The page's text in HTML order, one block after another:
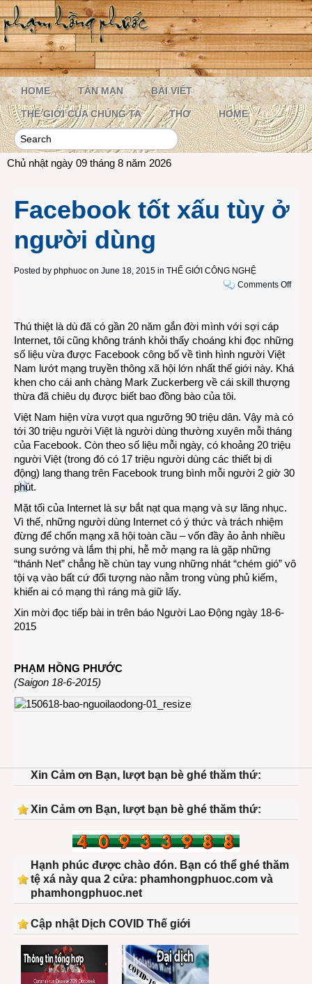
HOME TẢN MẠN BÀI VIẾT
THẾ GIỚI CỦA CHÚNG TA THƠ HOME
Chủ nhật ngày 09 tháng 8 năm 2026
Facebook tốt xấu tùy ở
người dùng
Posted by phphuoc on June 18, 2015 in THẾ GIỚI CÔNG NGHỆ
Comments Offon
tùy
Thú thiệt là dù đã có gần 20 năm gắn đời mình với sợi cáp
Internet, tôi cũng không tránh khỏi thấy choáng khi đọc những
số liệu vừa được Facebook công bố về tình hình người Việt
Nam lướt mạng truyền thông xã hội lớn nhất thế giới này. Khá
khen cho cái anh chàng Mark Zuckerberg về cái skill thượng
thừa đã chiêu dụ được biết bao đồng bào của tôi.
Việt Nam hiện vừa vượt qua ngưỡng 90 triệu dân. Vậy mà có
tới 30 triệu người Việt là người dùng thường xuyên mỗi tháng
của Facebook. Còn theo số liệu mỗi ngày, có khoảng 20 triệu
người Việt (trong đó có 17 triệu người dùng các thiết bị di
động) lang thang trên Facebook trung bình mỗi người 2 giờ 30
phút.
Mặt tối của Internet là sự bắt nạt qua mạng và sự lăng nhục.
Vì thế, những người dùng Internet có ý thức và trách nhiệm
đừng để chốn mạng xã hội toàn cầu – vốn đầy ảo ảnh nhiều
sung sướng và lắm thị phi, hễ mở mạng ra là gặp những
“thánh Net” chẳng hề chùn tay vung những nhát “chém gió” vô
tội vạ vào bất cứ đối tượng nào nằm trong vùng phủ kiếm,
khiến ai có mạng thì ráng mà giữ lấy.
Xin mời đọc tiếp bài in trên báo Người Lao Động ngày 18-6-
2015
PHẠM HỒNG PHƯỚC
(Saigon 18-6-2015)
Xin Cảm ơn Bạn, lượt bạn bè ghé thăm thứ:
Xin Cảm ơn Bạn, lượt bạn bè ghé thăm thứ:
Hạnh phúc được chào đón. Bạn có thể ghé thăm
tệ xá này qua 2 cửa: phamhongphuoc.com và
phamhongphuoc.net
Cập nhật Dịch COVID Thế giới